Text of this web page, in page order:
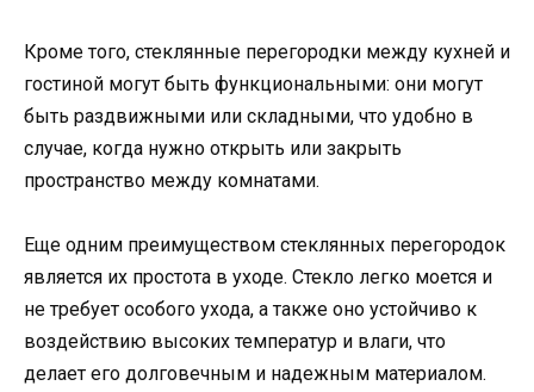
Кроме того, стеклянные перегородки между кухней и
гостиной могут быть функциональными: они могут
быть раздвижными или складными, что удобно в
случае, когда нужно открыть или закрыть
пространство между комнатами.
Еще одним преимуществом стеклянных перегородок
является их простота в уходе. Стекло легко моется и
не требует особого ухода, а также оно устойчиво к
воздействию высоких температур и влаги, что
делает его долговечным и надежным материалом.